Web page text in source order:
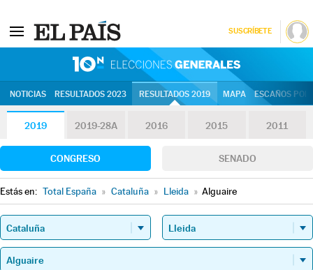
SUSCRÍBETE
NOTICIAS RESULTADOS 2023 RESULTADOS 2019 MAPA ESCAÑOS
2019 2019-28A 2016 2015 2011
CONGRESO SENADO
Estás en: Total España » Cataluña » Lleida » Alguaire